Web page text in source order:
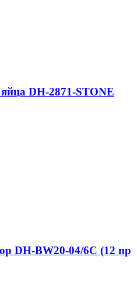
DH-2871-STONE
DH-BW20-04/6C (12 пр